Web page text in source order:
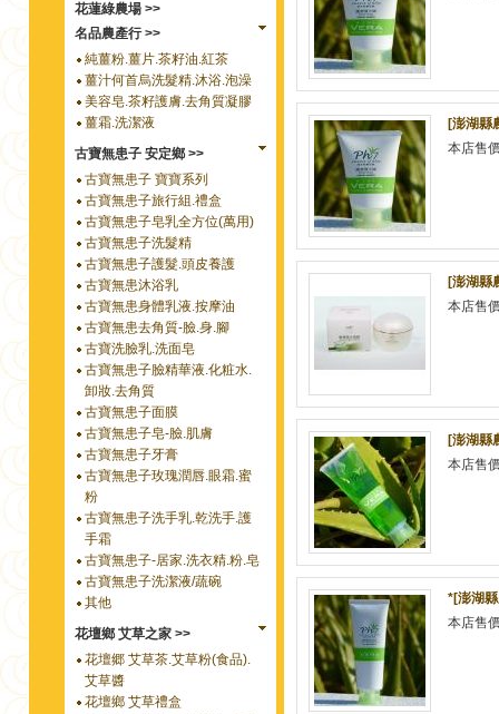
花蓮綠農場 >>
名品農產行 >>
純薑粉.薑片.茶籽油.紅茶
薑汁何首烏洗髮精.沐浴.泡澡
美容皂.茶籽護膚.去角質凝膠
薑霜.洗潔液
古寶無患子 安定鄉 >>
古寶無患子 寶寶系列
古寶無患子旅行組.禮盒
古寶無患子皂乳全方位(萬用)
古寶無患子洗髮精
古寶無患子護髮.頭皮養護
古寶無患沐浴乳
古寶無患身體乳液.按摩油
古寶無患去角質-臉.身.腳
古寶洗臉乳.洗面皂
古寶無患子臉精華液.化粧水.
卸妝.去角質
古寶無患子面膜
古寶無患子皂-臉.肌膚
古寶無患子牙膏
古寶無患子玫瑰潤唇.眼霜.蜜
粉
古寶無患子洗手乳.乾洗手.護
手霜
古寶無患子-居家.洗衣精.粉.皂
古寶無患子洗潔液/蔬碗
其他
花壇鄉 艾草之家 >>
花壇郷 艾草茶.艾草粉(食品).
艾草醬
花壇鄉 艾草禮盒
[澎湖縣
本店售
[澎湖縣
本店售
[澎湖縣
本店售
*[澎湖
本店售